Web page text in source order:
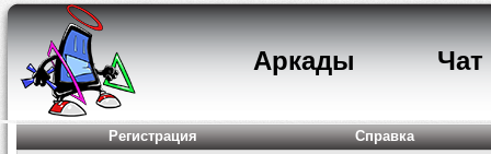
Аркады Чат
Регистрация Справка